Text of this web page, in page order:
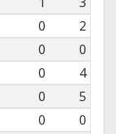
0
2
0
0
0
4
0
5
0
0